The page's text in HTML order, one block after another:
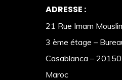
ADRESSE :
21 Rue Imam
3 ème étage –
Casablanca – 20150
Maroc